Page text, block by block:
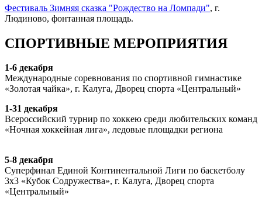
Фестиваль Зимняя сказка "Рождество на Ломпади", г.
Людиново, фонтанная площадь.
СПОРТИВНЫЕ МЕРОПРИЯТИЯ
1-6 декабря
Международные соревнования по спортивной гимнастике
«Золотая чайка», г. Калуга, Дворец спорта «Центральный»
1-31 декабря
Всероссийский турнир по хоккею среди любительских команд
«Ночная хоккейная лига», ледовые площадки региона
5-8 декабря
Суперфинал Единой Континентальной Лиги по баскетболу
3х3 «Кубок Содружества», г. Калуга, Дворец спорта
«Центральный»